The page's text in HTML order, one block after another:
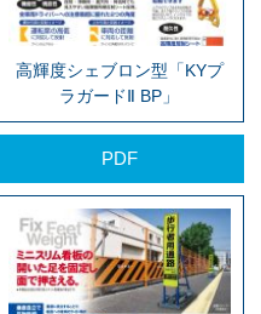
高輝度シェブロン型「KYプ
ラガードⅡ BP」
PDF